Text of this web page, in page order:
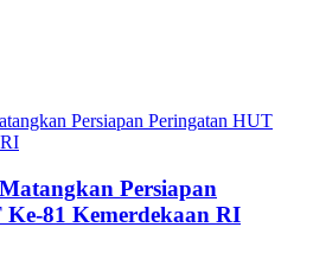
Persiapan
81 Kemerdekaan RI